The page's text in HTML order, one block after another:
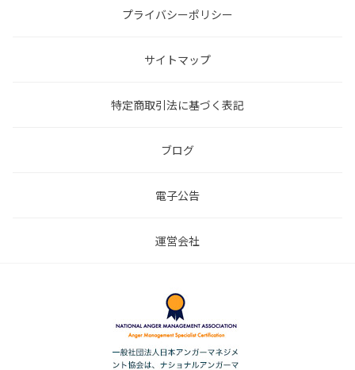
プライバシーポリシー
サイトマップ
特定商取引法に基づく表記
ブログ
電子公告
運営会社